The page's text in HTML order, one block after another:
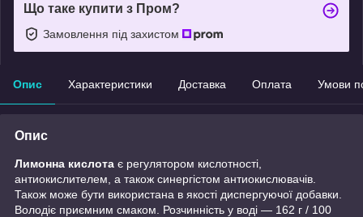
Що таке купити з Пром?
Замовлення під захистом
Опис Характеристики Доставка Оплата Умови
Опис
Лимонна кислота є регулятором кислотності,
антиокислителем, а також синергістом антиокислювачів.
Також може бути використана в якості диспергуючої добавки.
Володіє приємним смаком. Розчинність у воді — 162 г / 100